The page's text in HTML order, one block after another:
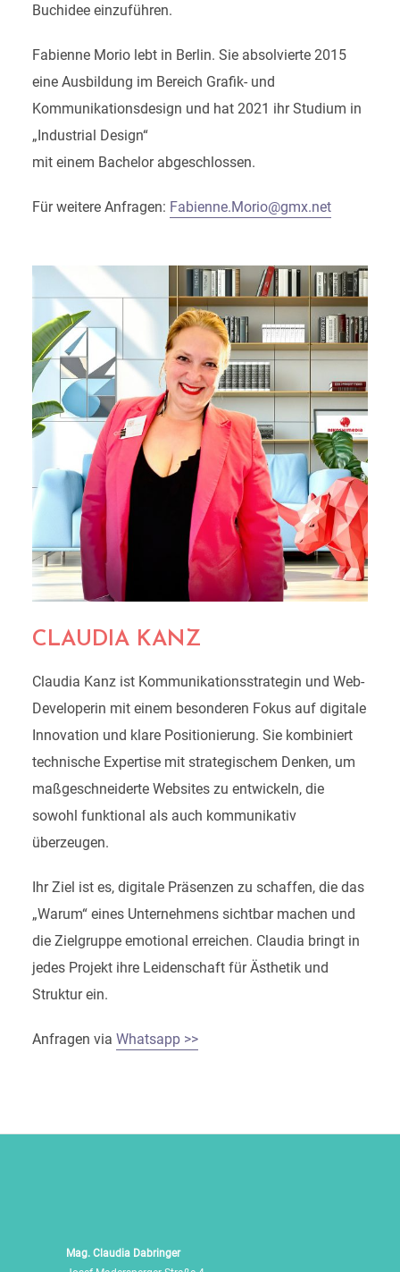
Buchidee einzuführen.
Fabienne Morio lebt in Berlin. Sie absolvierte 2015
eine Ausbildung im Bereich Grafik- und
Kommunikationsdesign und hat 2021 ihr Studium in
„Industrial Design“
mit einem Bachelor abgeschlossen.
Für weitere Anfragen: Fabienne.Morio@gmx.net
CLAUDIA KANZ
Claudia Kanz ist Kommunikationsstrategin und Web-
Developerin mit einem besonderen Fokus auf digitale
Innovation und klare Positionierung. Sie kombiniert
technische Expertise mit strategischem Denken, um
maßgeschneiderte Websites zu entwickeln, die
sowohl funktional als auch kommunikativ
überzeugen.
Ihr Ziel ist es, digitale Präsenzen zu schaffen, die das
„Warum“ eines Unternehmens sichtbar machen und
die Zielgruppe emotional erreichen. Claudia bringt in
jedes Projekt ihre Leidenschaft für Ästhetik und
Struktur ein.
Anfragen via Whatsapp >>
Mag. Claudia Dabringer